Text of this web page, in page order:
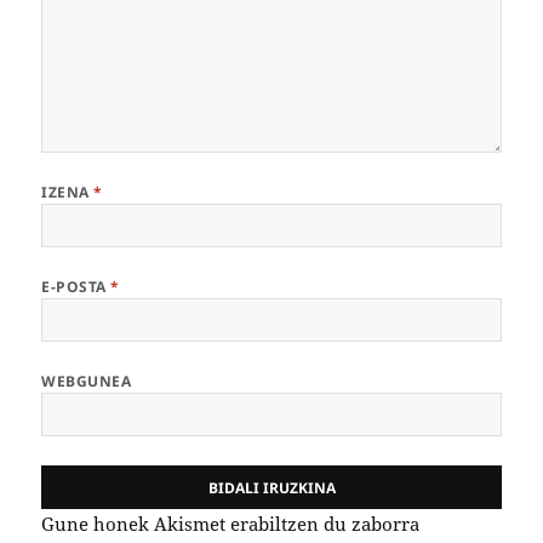
IZENA*
E-POSTA*
WEBGUNEA
Gune honek Akismet erabiltzen du zaborra